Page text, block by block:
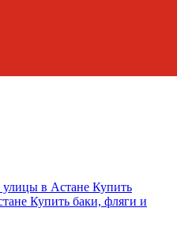
улицы в Астане Купить
Купить баки, фляги и